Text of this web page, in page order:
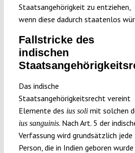
Staatsangehörigkeit zu entziehen,
wenn diese dadurch staatenlos
Fallstricke des
indischen
Das indische
Staatsangehörigkeitsrecht vereint
Elemente des ius solimit solchen
ius sanguinis. Nach Art. 5 der
Verfassung wird grundsätzlich jede
Person, die in Indien geboren wurde